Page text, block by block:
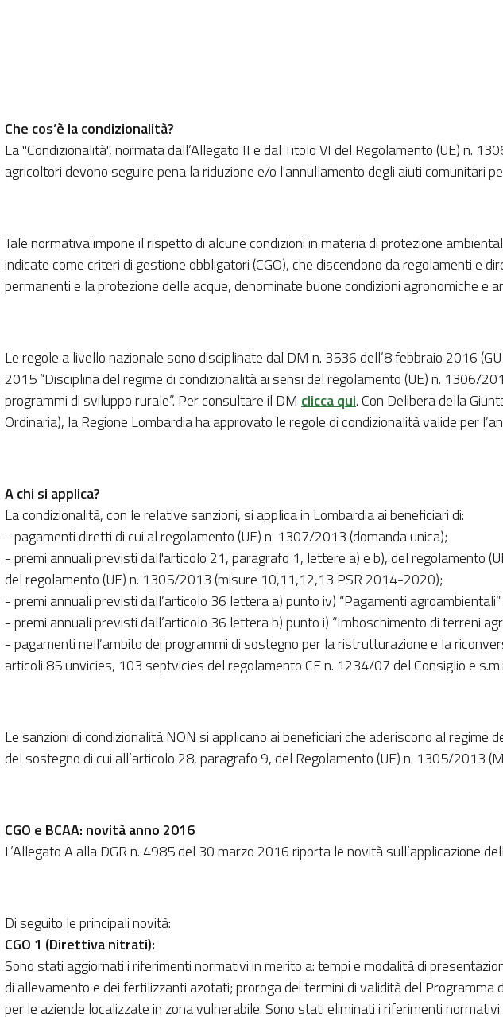
Che cos’è la condizionalità?
La "Condizionalità", normata dall’Allegato II e dal Titolo VI del Regolamento (UE) n.
agricoltori devono seguire pena la riduzione e/o l'annullamento degli aiuti comunitari
Tale normativa impone il rispetto di alcune condizioni in materia di protezione
indicate come criteri di gestione obbligatori (CGO), che discendono da regolamenti e
permanenti e la protezione delle acque, denominate buone condizioni agronomiche e
Le regole a livello nazionale sono disciplinate dal DM n. 3536 dell’8 febbraio 2016
2015 “Disciplina del regime di condizionalità ai sensi del regolamento (UE) n. 1306/
programmi di sviluppo rurale”. Per consultare il DM clicca qui. Con Delibera della
Ordinaria), la Regione Lombardia ha approvato le regole di condizionalità valide per
A chi si applica?
La condizionalità, con le relative sanzioni, si applica in Lombardia ai beneficiari di:
- pagamenti diretti di cui al regolamento (UE) n. 1307/2013 (domanda unica);
- premi annuali previsti dall'articolo 21, paragrafo 1, lettere a) e b), del regolamento
del regolamento (UE) n. 1305/2013 (misure 10,11,12,13 PSR 2014-2020);
- premi annuali previsti dall’articolo 36 lettera a) punto iv) “Pagamenti
- premi annuali previsti dall’articolo 36 lettera b) punto i) “Imboschimento di terreni
- pagamenti nell’ambito dei programmi di sostegno per la ristrutturazione e la
articoli 85 unvicies, 103 septvicies del regolamento CE n. 1234/07 del Consiglio e
Le sanzioni di condizionalità NON si applicano ai beneficiari che aderiscono al
del sostegno di cui all’articolo 28, paragrafo 9, del Regolamento (UE) n. 1305/2013
CGO e BCAA: novità anno 2016
L’Allegato A alla DGR n. 4985 del 30 marzo 2016 riporta le novità sull’applicazione
Di seguito le principali novità:
CGO 1 (Direttiva nitrati):
Sono stati aggiornati i riferimenti normativi in merito a: tempi e modalità di
di allevamento e dei fertilizzanti azotati; proroga dei termini di validità del
per le aziende localizzate in zona vulnerabile. Sono stati eliminati i riferimenti